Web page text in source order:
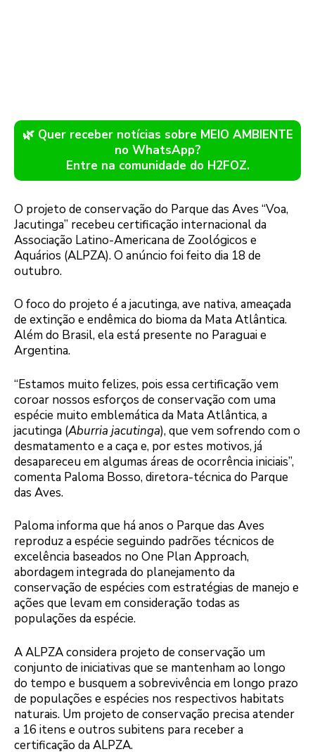
🌿 Quer receber notícias sobre MEIO AMBIENTE
no WhatsApp?
Entre na comunidade do H2FOZ.
O projeto de conservação do Parque das Aves “Voa,
Jacutinga” recebeu certificação internacional da
Associação Latino-Americana de Zoológicos e
Aquários (ALPZA). O anúncio foi feito dia 18 de
outubro.
O foco do projeto é a jacutinga, ave nativa, ameaçada
de extinção e endêmica do bioma da Mata Atlântica.
Além do Brasil, ela está presente no Paraguai e
Argentina.
“Estamos muito felizes, pois essa certificação vem
coroar nossos esforços de conservação com uma
espécie muito emblemática da Mata Atlântica, a
jacutinga (Aburria jacutinga), que vem sofrendo com o
desmatamento e a caça e, por estes motivos, já
desapareceu em algumas áreas de ocorrência iniciais”,
comenta Paloma Bosso, diretora-técnica do Parque
das Aves.
Paloma informa que há anos o Parque das Aves
reproduz a espécie seguindo padrões técnicos de
excelência baseados no One Plan Approach,
abordagem integrada do planejamento da
conservação de espécies com estratégias de manejo e
ações que levam em consideração todas as
populações da espécie.
A ALPZA considera projeto de conservação um
conjunto de iniciativas que se mantenham ao longo
do tempo e busquem a sobrevivência em longo prazo
de populações e espécies nos respectivos habitats
naturais. Um projeto de conservação precisa atender
a 16 itens e outros subitens para receber a
certificação da ALPZA.